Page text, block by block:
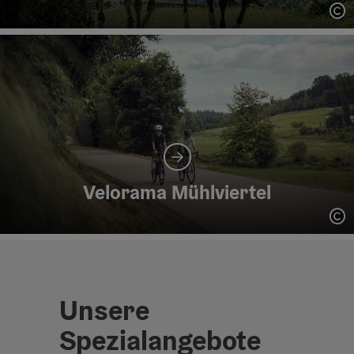
Velorama Mühlviertel
Unsere
Spezialangebote